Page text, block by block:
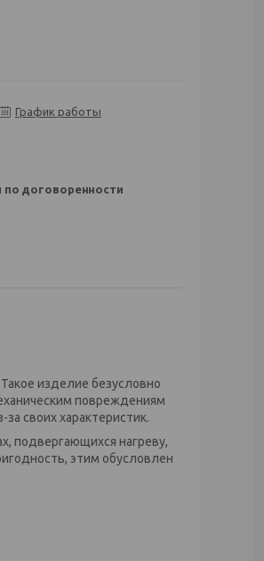
График работы
по договоренности
изделие безусловно
повреждениям
своих характеристик.
подвергающихся нагреву,
этим обусловлен